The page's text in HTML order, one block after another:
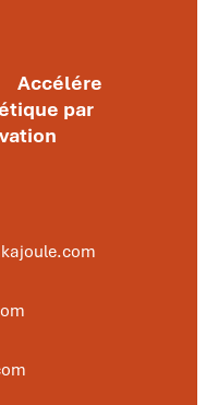
Accélére
par